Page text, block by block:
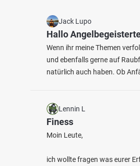
Sonstiges bei 07907 Dittersdorf
Jack Lupo
Hallo
Wenn ihr meine Themen
und ebenfalls gerne auf
natürlich auch haben. Ob
Lennin L
Finess
Moin Leute,
ich wollte fragen was eurer